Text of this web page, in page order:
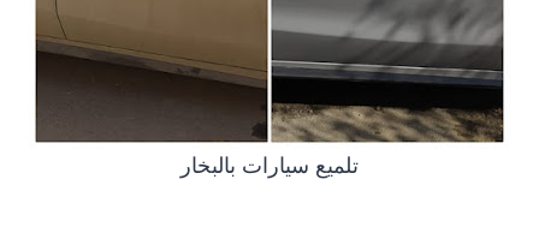
تلميع سيارات بالبخار